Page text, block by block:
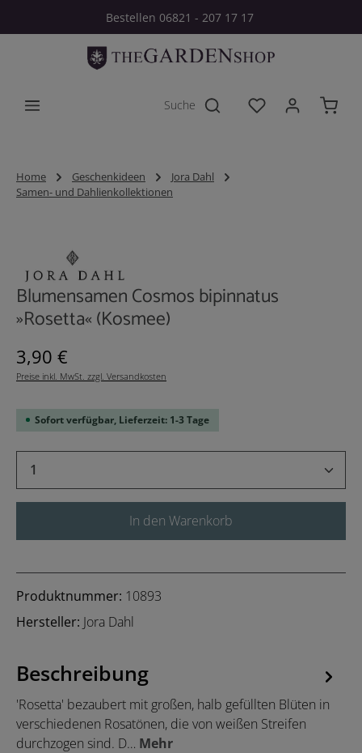
Zum Hauptinhalt springenBestellen 06821 - 207 17 17
Du hast 0
Home Geschenkideen
Jora Dahl
Samen- und Dahlienkollektionen
Blumensamen Cosmos bipinnatus
»Rosetta« (Kosmee)
Regulärer Preis:
3,90 €
Preise inkl. MwSt. zzgl. Versandkosten
Sofort verfügbar, Lieferzeit: 1-3 Tage
Produkt Anzahl: Gib den gewünschten
In den Warenkorb
Produktnummer: 10893
Hersteller: Jora Dahl
Beschreibung
'Rosetta' bezaubert mit großen, halb gefüllten Blüten in
verschiedenen Rosatönen, die von weißen Streifen
durchzogen sind. D… Mehr